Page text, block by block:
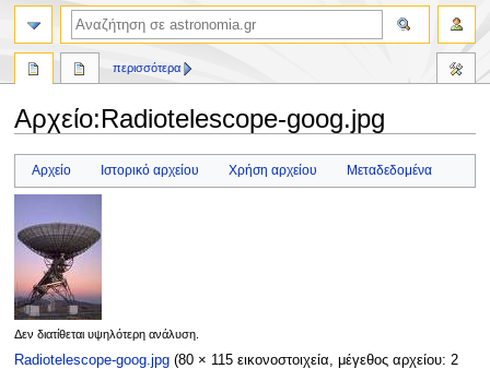
Αρχείο:Radiotelescope-goog.jpg
Πήδηση
Πήδηση
Αρχείο Ιστορικό αρχείου Χρήση αρχείου Μεταδεδομένα
Δεν διατίθεται υψηλότερη ανάλυση.
Radiotelescope-goog.jpg (80 × 115 εικονοστοιχεία, μέγεθος αρχείου: 2
περισσότερα
αναζήτηση